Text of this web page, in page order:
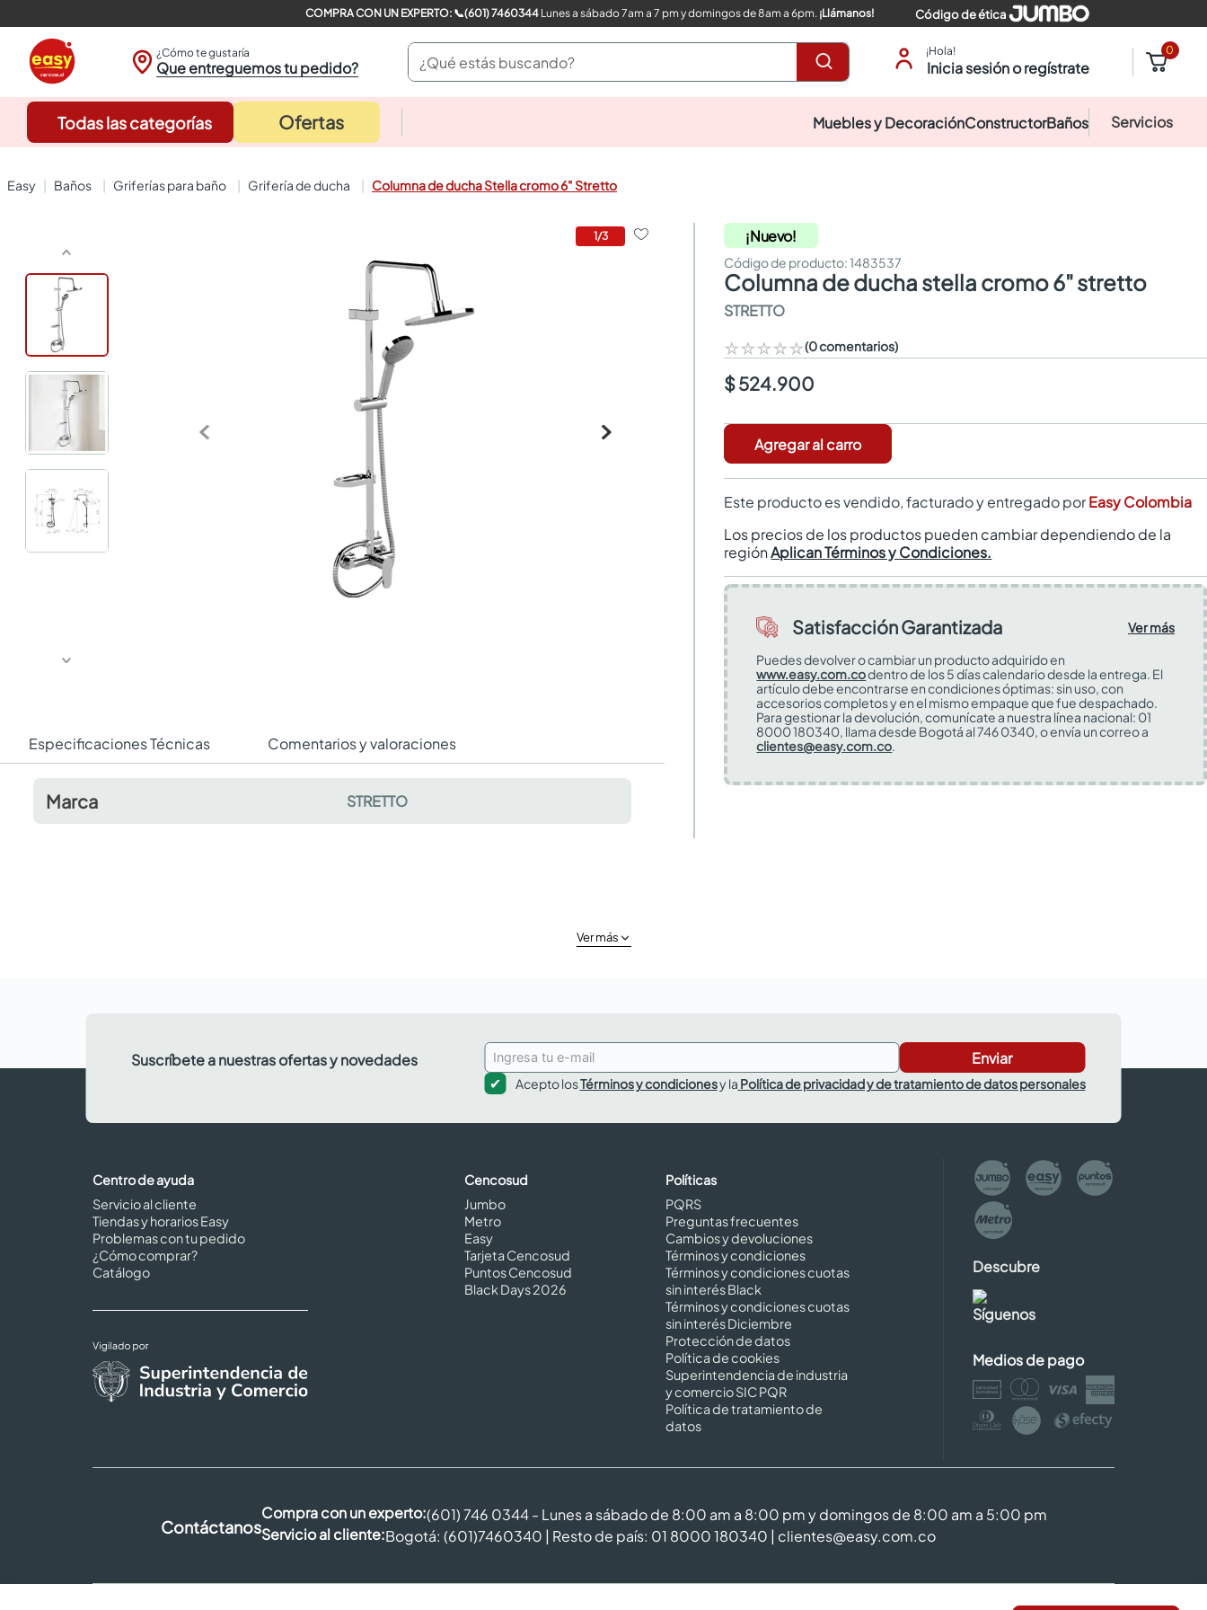
COMPRA CON UN EXPERTO: 📞(601) 7460344Lunes a sábado 7am a 7 pm y domingos de 8am a 6pm. ¡Llámanos! Código de ética
¿Cómo te gustaría
Que entreguemos tu pedido?
¿Qué estás buscando? ¡Hola!
Inicia sesión o regístrate
0
Todas las categorías Ofertas Muebles y DecoraciónConstructorBaños Servicios
baños griferías para baño grifería de ducha Columna de ducha Stella cromo 6" Stretto
1/3
Especificaciones Técnicas Comentarios y valoraciones
Marca STRETTO
¡Nuevo!
:1483537
columna de ducha stella cromo 6" stretto
STRETTO
☆☆☆☆☆(0 comentarios)
$ 524.900
Agregar al carro
Este producto es vendido, facturado y entregado porEasy Colombia
Los precios de los productos pueden cambiar dependiendo de la
regiónAplican Términos y Condiciones.
Satisfacción Garantizada
Ver más
Puedes devolver o cambiar un producto adquirido en
www.easy.com.codentro de los 5 días calendario desde la entrega. El
artículo debe encontrarse en condiciones óptimas: sin uso, con
accesorios completos y en el mismo empaque que fue despachado.
Para gestionar la devolución, comunícate a nuestra línea nacional: 01
8000 180340, llama desde Bogotá al 746 0340, o envía un correo a
clientes@easy.com.co.
Ver más
Suscríbete a nuestras ofertas y novedades Enviar
Acepto losTérminos y condicionesy la Política de privacidad y de tratamiento de datos personales
Centro de ayuda
Servicio al cliente
Tiendas y horarios Easy
Problemas con tu pedido
¿Cómo comprar?
Catálogo
Cencosud
Jumbo
Metro
Easy
Tarjeta Cencosud
Puntos Cencosud
Black Days 2026
Políticas
PQRS
Preguntas frecuentes
Cambios y devoluciones
Términos y condiciones
Términos y condiciones cuotas
sin interés Black
Términos y condiciones cuotas
sin interés Diciembre
Protección de datos
Política de cookies
Superintendencia de industria
y comercio SIC PQR
Política de tratamiento de
datos
Descubre
Síguenos
Medios de pago
Contáctanos
Compra con un experto:(601) 746 0344 - Lunes a sábado de 8:00 am a 8:00 pm y domingos de 8:00 am a 5:00 pm
Servicio al cliente:Bogotá: (601)7460340 | Resto de país: 01 8000 180340 | clientes@easy.com.co
closet
sanitarios
comedores
armarios closet
neveras